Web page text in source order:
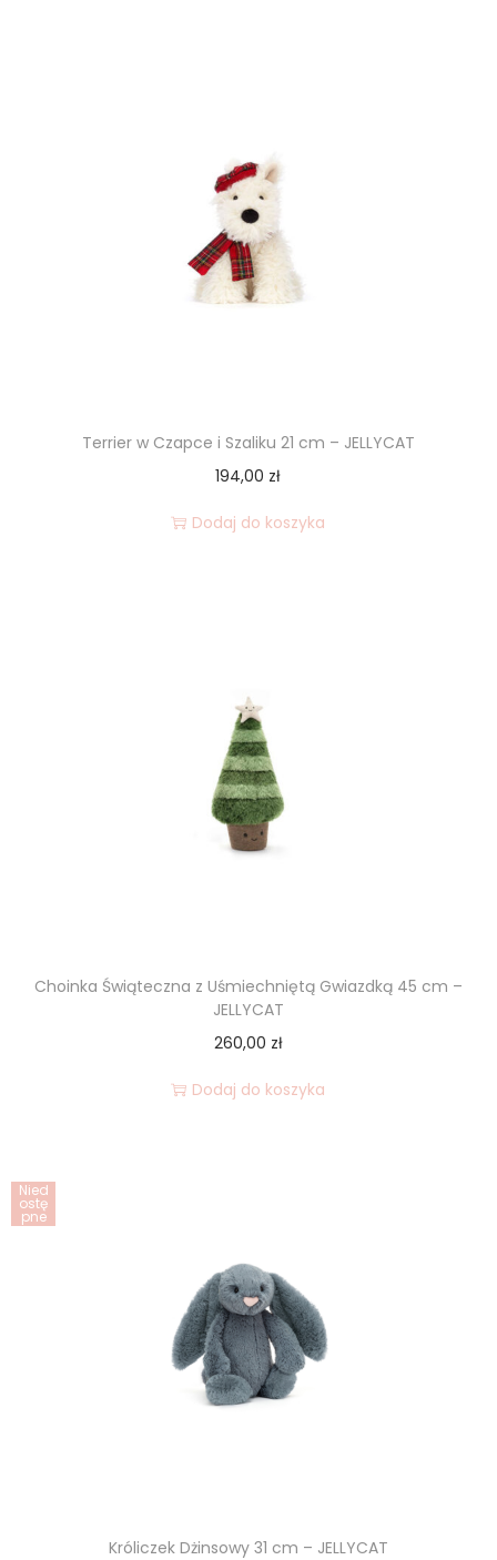
Terrier w Czapce i Szaliku 21 cm – JELLYCAT
194,00 zł
Dodaj do koszyka
Choinka Świąteczna z Uśmiechniętą Gwiazdką 45 cm –
JELLYCAT
260,00 zł
Dodaj do koszyka
Nied
ostę
pne
Króliczek Dżinsowy 31 cm – JELLYCAT